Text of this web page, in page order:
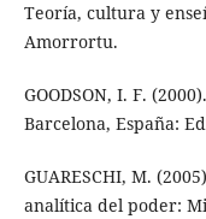
Teoría, cultura y
Amorrortu.
GOODSON, I. F.
Barcelona, España:
GUARESCHI, M.
analítica del poder: